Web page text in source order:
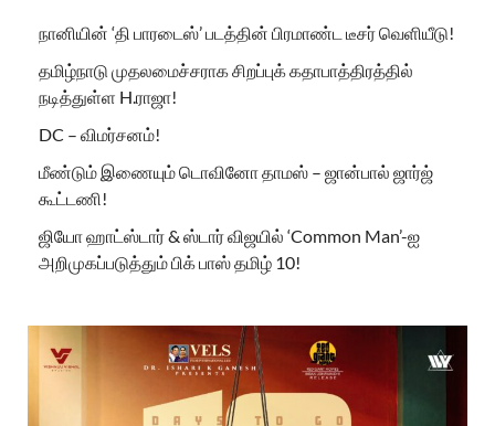
நானியின் ‘தி பாரடைஸ்’ படத்தின் பிரமாண்ட டீசர் வெளியீடு!
தமிழ்நாடு முதலமைச்சராக சிறப்புக் கதாபாத்திரத்தில்
நடித்துள்ள H.ராஜா!
DC – விமர்சனம்!
மீண்டும் இணையும் டொவினோ தாமஸ் – ஜான்பால் ஜார்ஜ்
கூட்டணி!
ஜியோ ஹாட்ஸ்டார் & ஸ்டார் விஜயில் ‘Common Man’-ஐ
அறிமுகப்படுத்தும் பிக் பாஸ் தமிழ் 10!